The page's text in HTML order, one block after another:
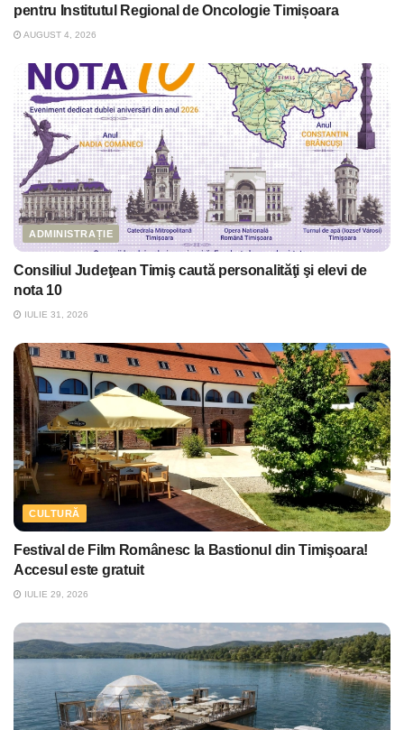
pentru Institutul Regional de Oncologie Timișoara
AUGUST 4, 2026
ADMINISTRAȚIE
Consiliul Judeţean Timiş caută personalităţi şi elevi de
nota 10
IULIE 31, 2026
CULTURĂ
Festival de Film Românesc la Bastionul din Timişoara!
Accesul este gratuit
IULIE 29, 2026